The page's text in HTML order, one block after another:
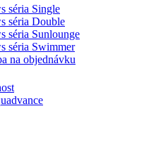
séria Single
séria Double
séria Sunlounge
séria Swimmer
na objednávku